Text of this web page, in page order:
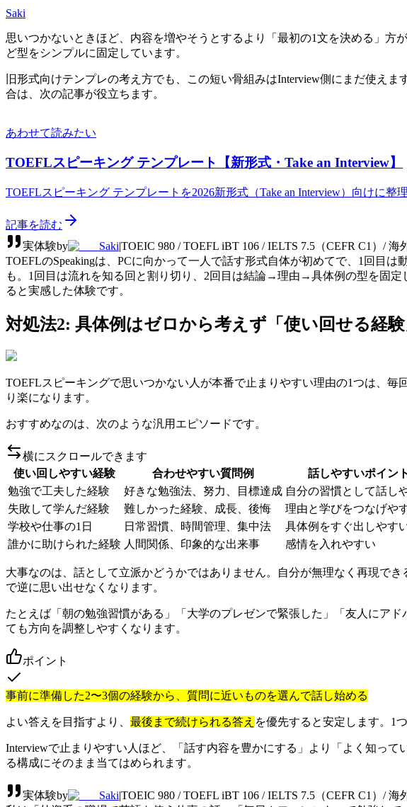
Saki
思いつかないときほど、内容を増やそうとするより「最初の1文を決める」
ど型をシンプルに固定しています。
旧形式向けテンプレの考え方でも、この短い骨組みはInterview側にまだ使え
合は、次の記事が役立ちます。
あわせて読みたい
TOEFLスピーキング テンプレート【新形式・Take an Interview】
TOEFLスピーキング テンプレートを2026新形式（Take an Interview）向けに
記事を読む
実体験by Saki|TOEIC 980 / TOEFL iBT 106 / IELTS 7.5（CEFR C1）/ 海
TOEFLのSpeakingは、PCに向かって一人で話す形式自体が初めてで、1回目
も。1回目は流れを知る回と割り切り、2回目は結論→理由→具体例の型を固
ると実感した体験です。
対処法2: 具体例はゼロから考えず「使い回せる経
TOEFLスピーキングで思いつかない人が本番で止まりやすい理由の1つは、毎
り楽になります。
おすすめなのは、次のような汎用エピソードです。
横にスクロールできます
使い回しやすい経験
合わせやすい質問例
話しやすいポイント
勉強で工夫した経験
好きな勉強法、努力、目標達成 自分の習慣として話し
失敗して学んだ経験
難しかった経験、成長、後悔
理由と学びをつなげや
学校や仕事の1日
日常習慣、時間管理、集中法
具体例をすぐ出しやす
誰かに助けられた経験 人間関係、印象的な出来事 感情を入れやすい
大事なのは、話として立派かどうかではありません。自分が無理なく再現で
で逆に思い出せなくなります。
たとえば「朝の勉強習慣がある」「大学のプレゼンで緊張した」「友人にア
ても方向を調整しやすくなります。
ポイント
事前に準備した2〜3個の経験から、質問に近いものを選んで話し始める
よい答えを目指すより、 最後まで続けられる答え を優先すると安定します。1
Interviewで止まりやすい人ほど、「話す内容を豊かにする」より「よく知っ
る構成にそのまま当てはめられます。
実体験by Saki|TOEIC 980 / TOEFL iBT 106 / IELTS 7.5（CEFR C1）/ 海